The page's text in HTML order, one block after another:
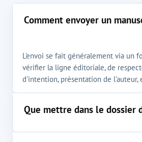
Comment envoyer un
L'envoi se fait généralement via un
vérifier la ligne éditoriale, de
d'intention, présentation de
Que mettre dans le dossier